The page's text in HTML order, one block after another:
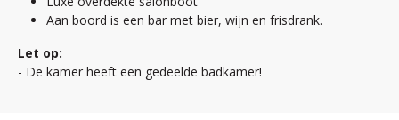
Aan boord is een bar met bier, wijn en frisdrank.
Let op:
- De kamer heeft een gedeelde badkamer!